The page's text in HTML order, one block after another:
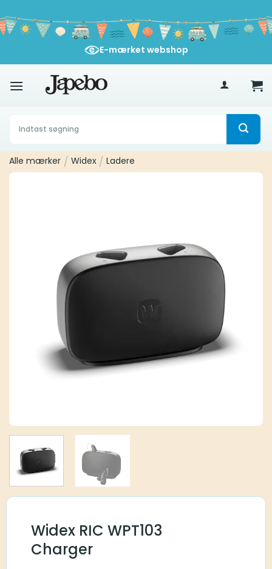
til
indhold
400
E-mærket webshop
Søg
efter:
Alle mærker / Widex / Ladere
Widex RIC WPT103
Charger